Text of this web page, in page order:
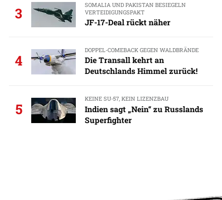
3
SOMALIA UND PAKISTAN BESIEGELN
VERTEIDIGUNGSPAKT
JF-17-Deal rückt näher
4
DOPPEL-COMEBACK GEGEN WALDBRÄNDE
Die Transall kehrt an
Deutschlands Himmel zurück!
5
KEINE SU-57, KEIN LIZENZBAU
Indien sagt „Nein“ zu Russlands
Superfighter